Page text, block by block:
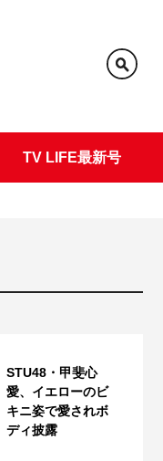
TV LIFE最新号
STU48・甲斐心
愛、イエローのビ
キニ姿で愛されボ
ディ披露